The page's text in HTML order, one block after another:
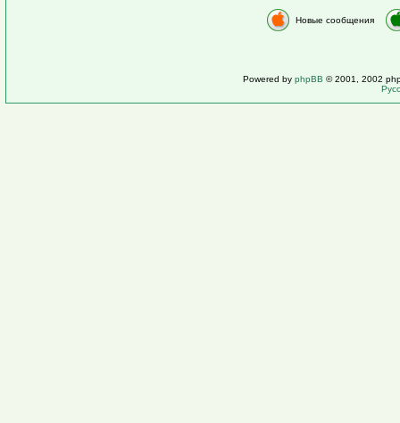
Новые сообщения
Powered by phpBB © 2001, 2002